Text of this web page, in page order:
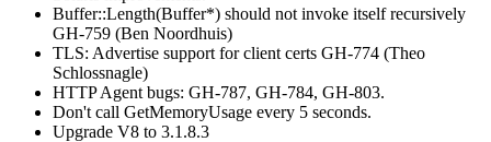
Buffer::Length(Buffer*) should not invoke itself recursively
GH-759 (Ben Noordhuis)
TLS: Advertise support for client certs GH-774 (Theo
Schlossnagle)
HTTP Agent bugs: GH-787, GH-784, GH-803.
Don't call GetMemoryUsage every 5 seconds.
Upgrade V8 to 3.1.8.3